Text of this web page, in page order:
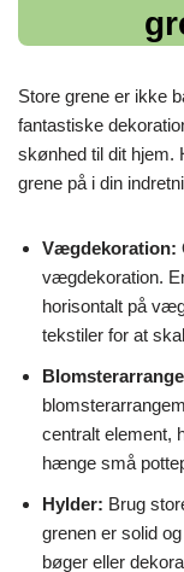
Store grene er ikke
fantastiske
skønhed til dit hjem.
grene på i din
Vægdekoration:
vægdekoration.
horisontalt på
tekstiler for at
centralt element,
hænge små
Hylder: Brug
grenen er solid
bøger eller